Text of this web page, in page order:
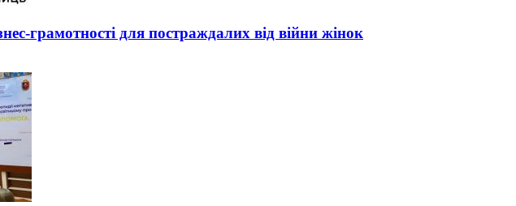
грамотності для постраждалих від війни жінок